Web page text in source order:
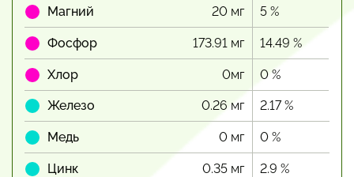
Магний 20 мг 5 %
Фосфор 173.91 мг 14.49 %
Хлор 0мг 0 %
Железо 0.26 мг 2.17 %
Медь 0 мг 0 %
Цинк 0.35 мг 2.9 %